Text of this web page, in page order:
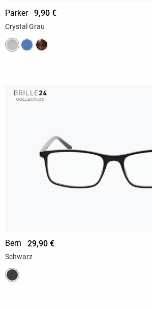
Parker 9,90 €
Crystal Grau
Bern 29,90 €
Schwarz